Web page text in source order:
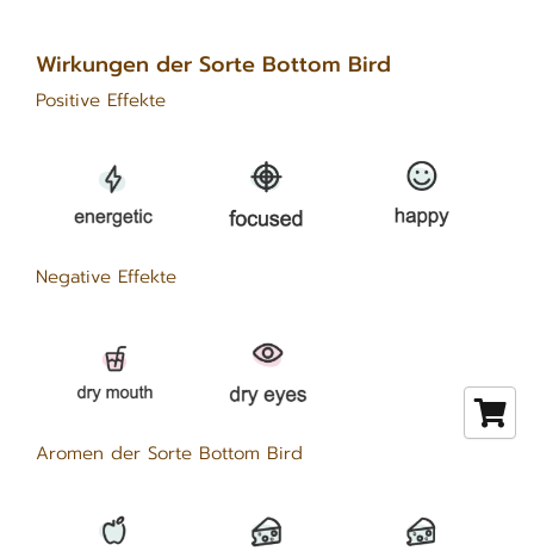
Wirkungen der Sorte Bottom Bird
Positive Effekte
Negative Effekte
Aromen der Sorte Bottom Bird